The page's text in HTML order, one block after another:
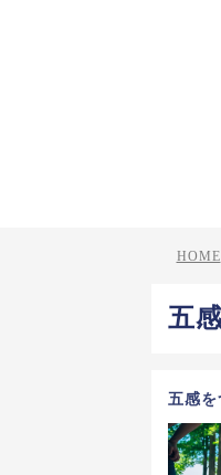
HOME
五
五感